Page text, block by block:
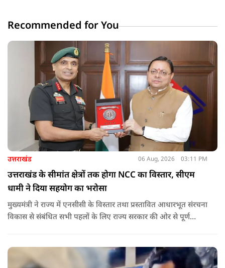
Recommended for You
उत्तराखंड 06 Aug, 2026 03:11 PM
उत्तराखंड के सीमांत क्षेत्रों तक होगा NCC का विस्तार, सीएम
धामी ने दिया सहयोग का भरोसा
मुख्यमंत्री ने राज्य में एनसीसी के विस्तार तथा प्रस्तावित आधारभूत संरचना
विकास से संबंधित सभी पहलों के लिए राज्य सरकार की ओर से पूर्ण